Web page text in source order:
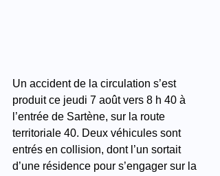
Un accident de la circulation s’est
produit ce jeudi 7 août vers 8 h 40 à
l’entrée de Sartène, sur la route
territoriale 40. Deux véhicules sont
entrés en collision, dont l’un sortait
d’une résidence pour s’engager sur la